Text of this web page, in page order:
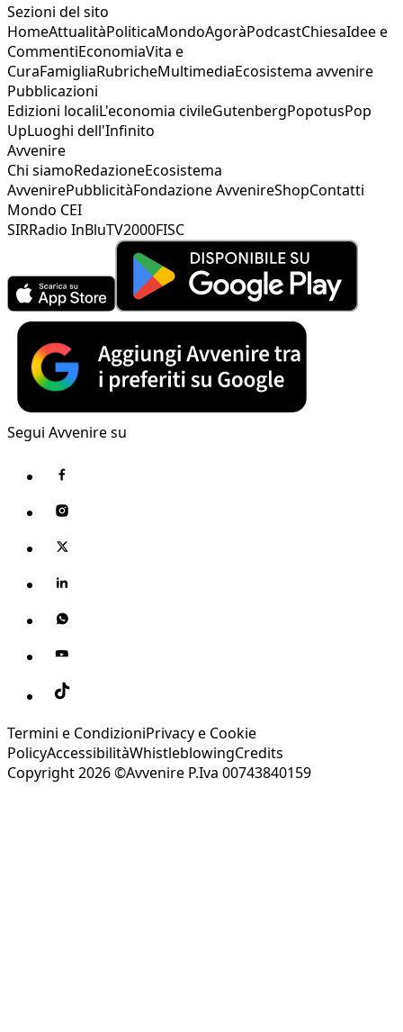
Sezioni del sito
HomeAttualitàPoliticaMondoAgoràPodcastChiesaIdee e
CommentiEconomiaVita e
CuraFamigliaRubricheMultimediaEcosistema avvenire
Pubblicazioni
Edizioni localiL'economia civileGutenbergPopotusPop
UpLuoghi dell'Infinito
Avvenire
Chi siamoRedazioneEcosistema
AvvenirePubblicitàFondazione AvvenireShopContatti
Mondo CEI
SIRRadio InBluTV2000FISC
Segui Avvenire su
Termini e CondizioniPrivacy e Cookie
PolicyAccessibilitàWhistleblowingCredits
Copyright 2026 ©Avvenire P.Iva 00743840159